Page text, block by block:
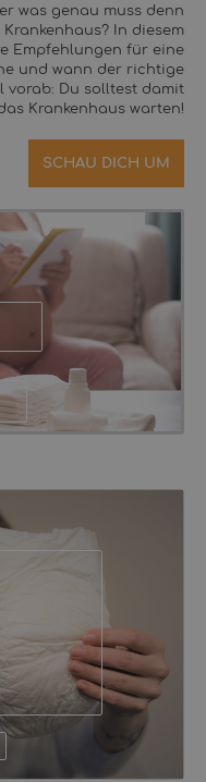
was genau muss denn
In diesem
Empfehlungen für eine
und wann der richtige
vorab: Du solltest damit
Krankenhaus warten!
SCHAU DICH UM